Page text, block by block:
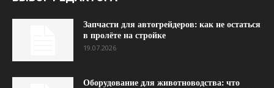
Запчасти для автогрейдеров: как не остаться
в пролёте на стройке
19.07.2026
Оборудование для животноводства: что